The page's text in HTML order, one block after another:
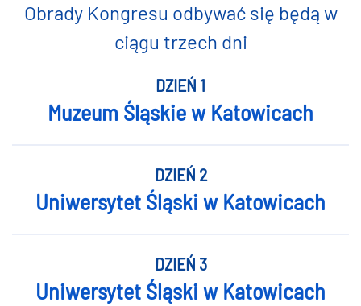
Obrady Kongresu odbywać się będą w
ciągu trzech dni
DZIEŃ 1
Muzeum Śląskie w Katowicach
DZIEŃ 2
Uniwersytet Śląski w Katowicach
DZIEŃ 3
Uniwersytet Śląski w Katowicach